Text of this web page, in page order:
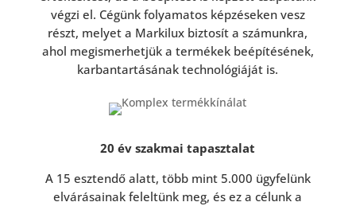
végzi el. Cégünk folyamatos képzéseken vesz
részt, melyet a Markilux biztosít a számunkra,
ahol megismerhetjük a termékek beépítésének,
karbantartásának technológiáját is.
20 év szakmai tapasztalat
A 15 esztendő alatt, több mint 5.000 ügyfelünk
elvárásainak feleltünk meg, és ez a célunk a